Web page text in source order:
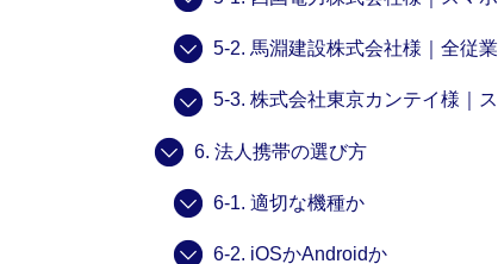
5-2. 馬淵建設株式会社様｜全従
5-3. 株式会社東京カンテイ様｜
6. 法人携帯の選び方
6-1. 適切な機種か
6-2. iOSかAndroidか